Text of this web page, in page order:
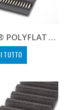
CONTI® POLYFLAT FLA F 100 XHP
TUTTO